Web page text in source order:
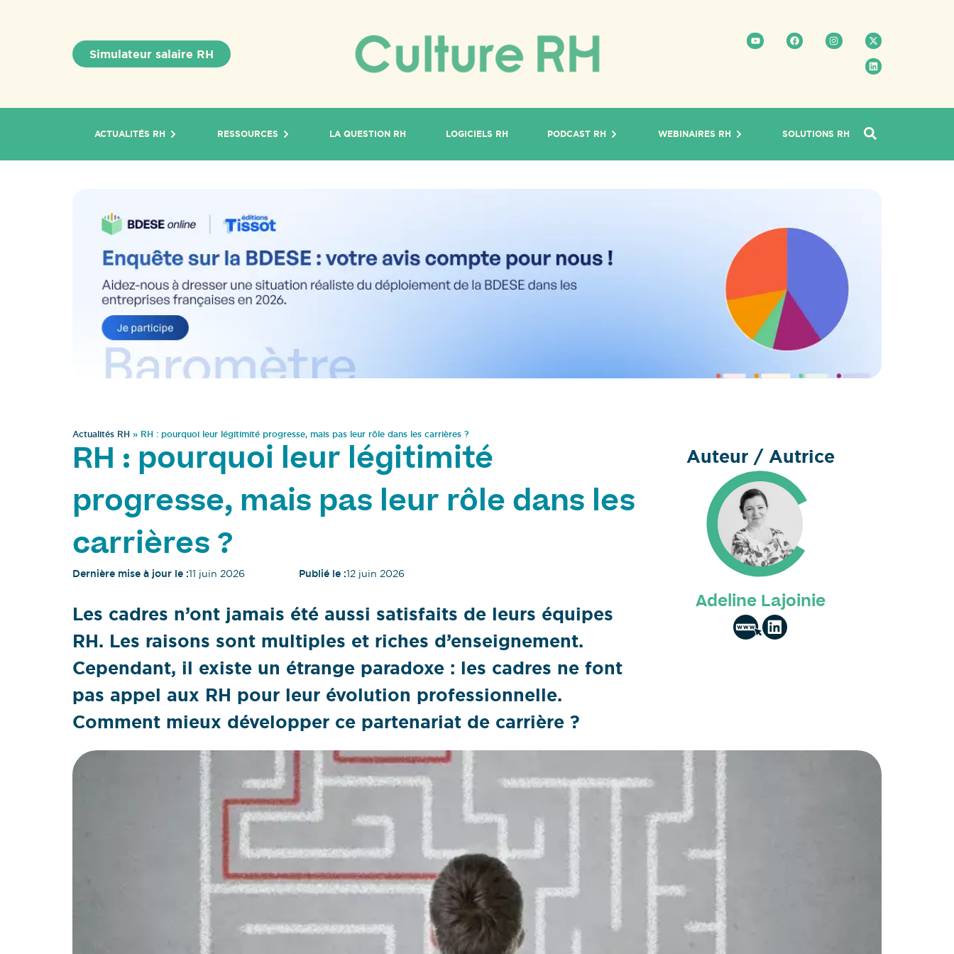
Simulateur salaire RH
ACTUALITÉS RH RESSOURCES LA QUESTION RH LOGICIELS RH PODCAST RH WEBINAIRES RH SOLUTIONS RH
Actualités RH » RH : pourquoi leur légitimité progresse, mais pas leur rôle dans les carrières ?
RH : pourquoi leur légitimité
progresse, mais pas leur rôle dans les
carrières ?
Dernière mise à jour le :11 juin 2026 Publié le :12 juin 2026
Les cadres n’ont jamais été aussi satisfaits de leurs équipes
RH. Les raisons sont multiples et riches d’enseignement.
Cependant, il existe un étrange paradoxe : les cadres ne font
pas appel aux RH pour leur évolution professionnelle.
Comment mieux développer ce partenariat de carrière ?
Auteur / Autrice
Adeline Lajoinie